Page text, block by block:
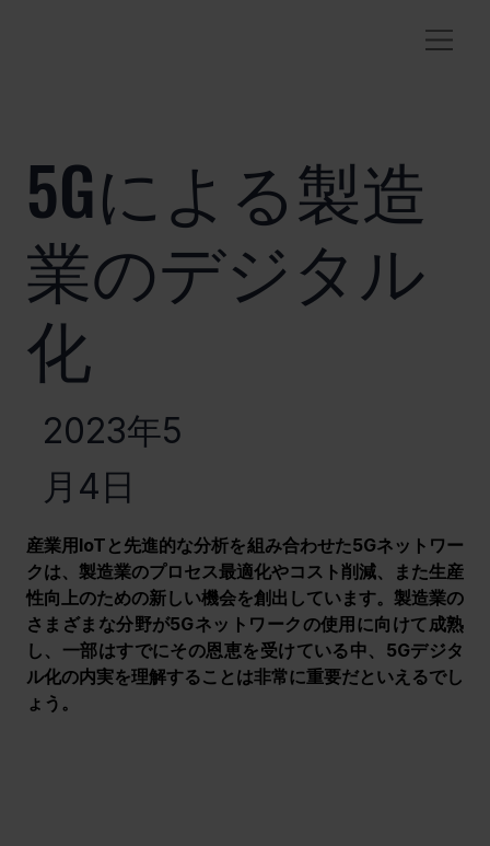
5Gによる製造
業のデジタル
化
2023年5
月4日
産業用IoTと先進的な分析を組み合わせた5Gネットワー
クは、製造業のプロセス最適化やコスト削減、また生産
性向上のための新しい機会を創出しています。製造業の
さまざまな分野が5Gネットワークの使用に向けて成熟
し、一部はすでにその恩恵を受けている中、5Gデジタ
ル化の内実を理解することは非常に重要だといえるでし
ょう。